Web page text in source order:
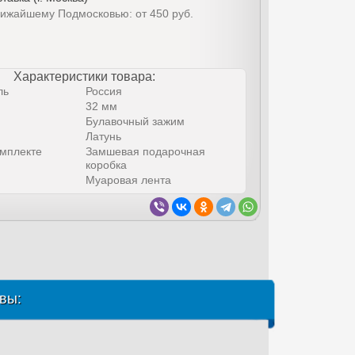
Подмосковью: от 450 руб.
Характеристики товара:
Россия
32 мм
Булавочный зажим
Латунь
Замшевая подарочная
коробка
Муаровая лента